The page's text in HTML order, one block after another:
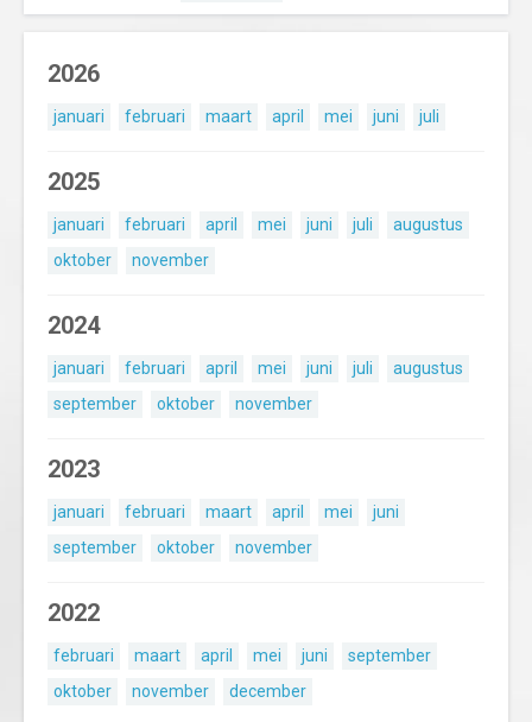
2026
januari februari maart april mei juni juli
2025
januari februari april mei juni juli
augustus
oktober
november
2024
januari februari april mei juni juli
augustus
september
oktober november
2023
januari februari maart april mei
juni
september
oktober november
2022
februari maart april mei juni
september
oktober
november december